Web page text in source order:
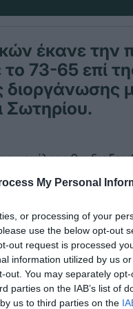
My Personal
or processing of your
use the below opt-out
out request is processed
information utilized by us
You may separately
parties on the IAB’s list of
us to third parties on the
έκανε την
73-65 επί
διοργάνωσης
ομίλων θα
Νταρά
Φασούλα 22 (11ρ.),
2, Σωτηρίου,